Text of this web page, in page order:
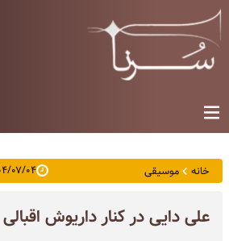
خانه موسیقی ۱۴۰۴/۰۷/۰۴
علی دایی در کنار داریوش اقبالی